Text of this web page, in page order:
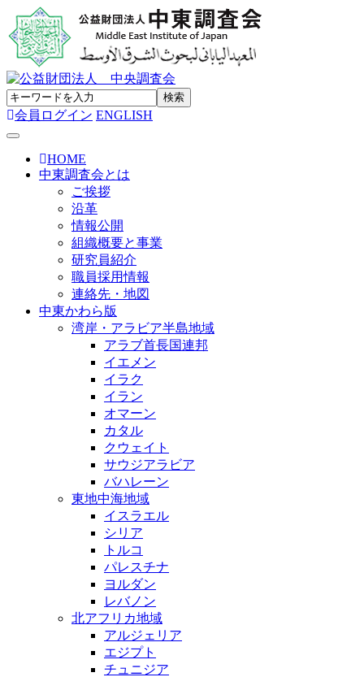
会員ログイン ENGLISH
Toggle navigation
HOME
中東調査会とは
ご挨拶
沿革
情報公開
組織概要と事業
研究員紹介
職員採用情報
連絡先・地図
中東かわら版
湾岸・アラビア半島地域
アラブ首長国連邦
イエメン
イラク
イラン
オマーン
カタル
クウェイト
サウジアラビア
バハレーン
東地中海地域
イスラエル
シリア
トルコ
パレスチナ
ヨルダン
レバノン
北アフリカ地域
アルジェリア
エジプト
チュニジア